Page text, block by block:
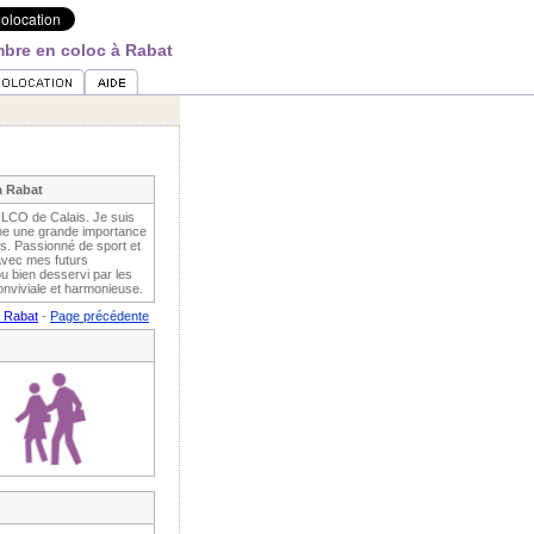
en coloc à Rabat
Rabat
de Calais. Je suis
une grande importance
Passionné de sport et
mes futurs
bien desservi par les
et harmonieuse.
Rabat - Page précédente